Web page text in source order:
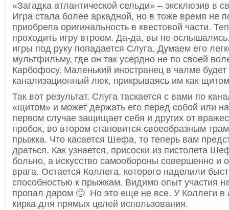
«Загадка атлантической сельди» – эксклюзив в
Игра стала более аркадной, но в тоже время не
приобрела оригинальность в квестовой части.
проходить игру втроем. Да-да, вы не
игры под руку попадается Слуга. Думаем его
мультфильму, где он так усердно не по своей
Карбофосу. Маленький иностранец в чалме будет
канализационный люк, прикрываясь им как
Так вот результат. Слуга таскается с вами по
«щитом» и может держать его перед собой или
первом случае защищает себя и других от
пробок, во втором становится своеобразным
прыжка. Что касается Шефа, то теперь вам
драться. Как узнается, присоски из пистолета
больно, а искусство самообороны совершенно и
врага. Остается Коллега, которого наделили
способностью к прыжкам. Видимо опыт участия
пропал даром 🙂 Но это еще не все. У Коллеги в
кирка для прямых целей использования.